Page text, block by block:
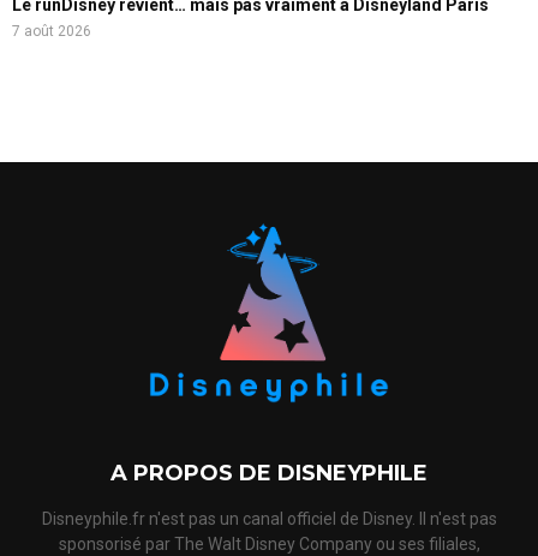
Le runDisney revient… mais pas vraiment à Disneyland Paris
7 août 2026
A PROPOS DE DISNEYPHILE
Disneyphile.fr n'est pas un canal officiel de Disney. Il n'est pas
sponsorisé par The Walt Disney Company ou ses filiales,